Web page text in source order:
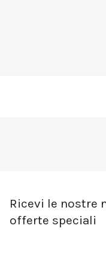
Ricevi le nostre
offerte speciali